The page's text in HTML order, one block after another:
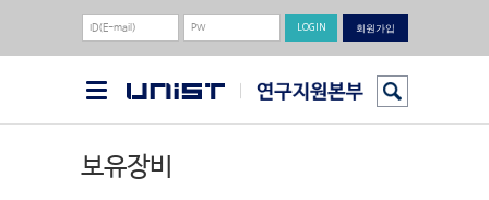
회원가입
보유장비